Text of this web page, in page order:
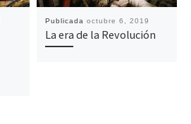
Publicada octubre 6, 2019
La era de la Revolución